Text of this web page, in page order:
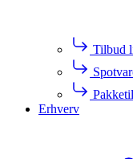
Tilbud
Erhverv